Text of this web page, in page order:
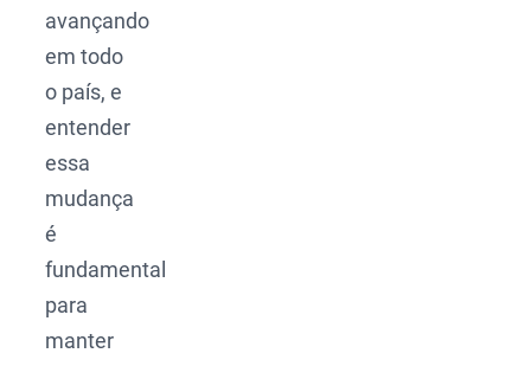
avançando
em todo
o país, e
entender
essa
mudança
é
fundamental
para
manter